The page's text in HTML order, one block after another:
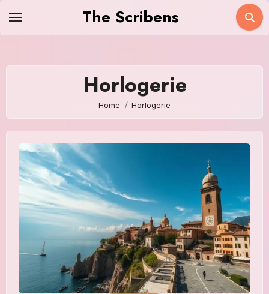
The Scribens
Horlogerie
Home Horlogerie